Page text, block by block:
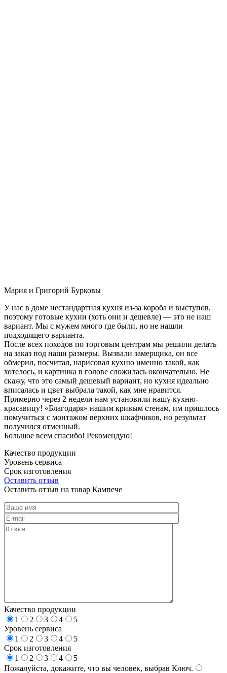
Мария и Григорий Бурковы
У нас в доме нестандартная кухня из-за короба и выступов,
поэтому готовые кухни (хоть они и дешевле) — это не наш
вариант. Мы с мужем много где были, но не нашли
подходящего варианта.
После всех походов по торговым центрам мы решили делать
на заказ под наши размеры. Вызвали замерщика, он все
обмерил, посчитал, нарисовал кухню именно такой, как
хотелось, и картинка в голове сложилась окончательно. Не
скажу, что это самый дешевый вариант, но кухня идеально
вписалась и цвет выбрала такой, как мне нравится.
Примерно через 2 недели нам установили нашу кухню-
красавицу! «Благодаря» нашим кривым стенам, им пришлось
помучиться с монтажом верхних шкафчиков, но результат
получился отменный.
Большое всем спасибо! Рекомендую!
Качество продукции
Уровень сервиса
Срок изготовления
Оставить отзыв
Оставить отзыв на товар Кампече
Качество продукции
1
2 3 4
5
Уровень сервиса
1
2 3 4
5
Срок изготовления
1
2 3 4
5
Пожалуйста, докажите, что вы человек, выбрав Ключ.